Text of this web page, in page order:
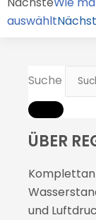
auswählt
Suche
ÜBER
und